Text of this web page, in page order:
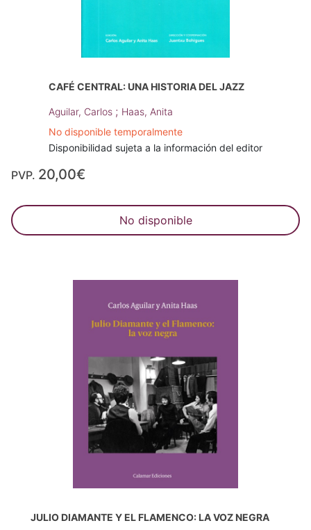
CAFÉ CENTRAL: UNA HISTORIA DEL JAZZ
Aguilar, Carlos ; Haas, Anita
No disponible temporalmente
Disponibilidad sujeta a la información del editor
PVP. 20,00€
No disponible
JULIO DIAMANTE Y EL FLAMENCO: LA VOZ NEGRA